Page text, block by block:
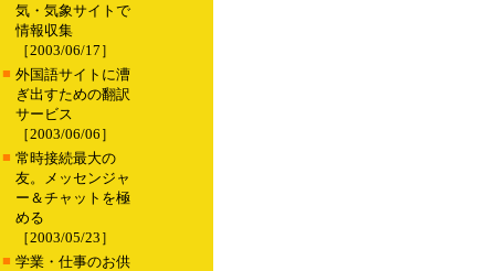
気・気象サイトで
情報収集
［2003/06/17］
■ 外国語サイトに漕
ぎ出すための翻訳
サービス
［2003/06/06］
■ 常時接続最大の
友。メッセンジャ
ー＆チャットを極
める
［2003/05/23］
■ 学業・仕事のお供